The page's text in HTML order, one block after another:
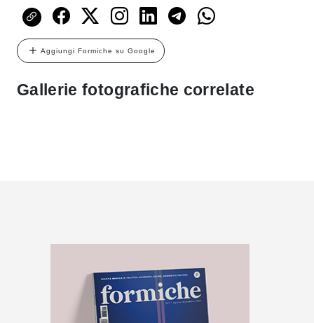
Aggiungi Formiche su Google
Gallerie fotografiche correlate